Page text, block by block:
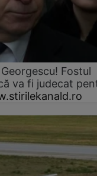
Fostul
va fi judecat